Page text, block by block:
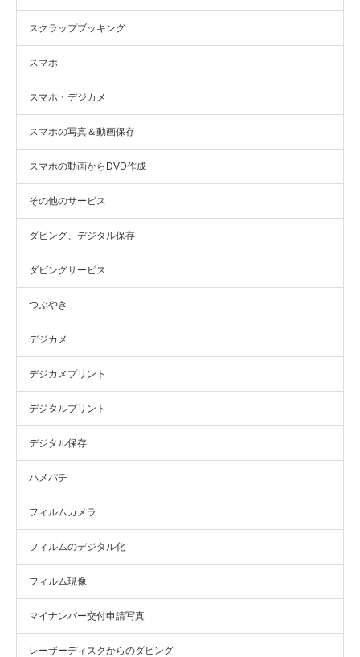
スクラップブッキング
スマホ
スマホ・デジカメ
スマホの写真＆動画保存
スマホの動画からDVD作成
その他のサービス
ダビング、デジタル保存
ダビングサービス
つぶやき
デジカメ
デジカメプリント
デジタルプリント
デジタル保存
ハメパチ
フィルムカメラ
フィルムのデジタル化
フィルム現像
マイナンバー交付申請写真
レーザーディスクからのダビング